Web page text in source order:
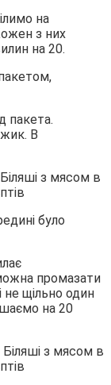
на
з них
на 20.
пакета.
В
було
промазати
щільно один
на 20